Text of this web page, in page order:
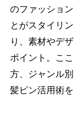
のファッショ
とがスタイリ
り、素材やデ
ポイント。こ
方、ジャンル
髪ピン活用術